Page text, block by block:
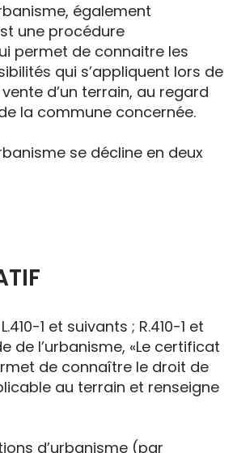
également
une procédure
permet de connaitre les
qui s’appliquent lors de
d’un terrain, au regard
la commune concernée.
se décline en deux
1 et suivants ; R.410-1 et
de l’urbanisme, «Le certificat
de connaître le droit de
au terrain et renseigne
d’urbanisme (par